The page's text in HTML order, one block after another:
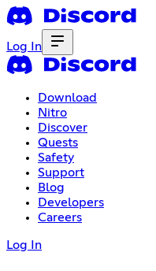
Log In
Download
Nitro
Discover
Quests
Safety
Support
Blog
Developers
Careers
Log In